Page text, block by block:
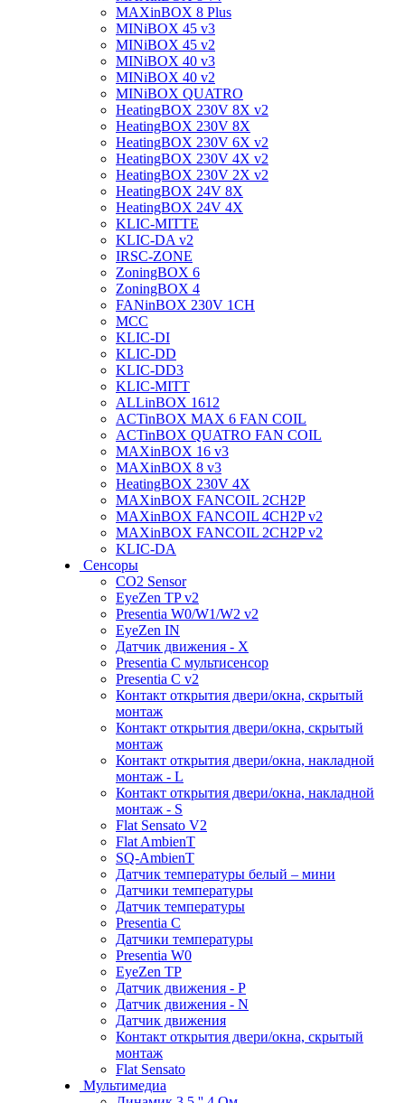
MAXinBOX 8 Plus
MINiBOX 45 v3
MINiBOX 45 v2
MINiBOX 40 v3
MINiBOX 40 v2
MINiBOX QUATRO
HeatingBOX 230V 8X v2
HeatingBOX 230V 8X
HeatingBOX 230V 6X v2
HeatingBOX 230V 4X v2
HeatingBOX 230V 2X v2
HeatingBOX 24V 8X
HeatingBOX 24V 4X
KLIC-MITTE
KLIC-DA v2
IRSC-ZONE
ZoningBOX 6
ZoningBOX 4
FANinBOX 230V 1CH
MCC
KLIC-DI
KLIC-DD
KLIC-DD3
KLIC-MITT
ALLinBOX 1612
ACTinBOX MAX 6 FAN COIL
ACTinBOX QUATRO FAN COIL
MAXinBOX 16 v3
MAXinBOX 8 v3
HeatingBOX 230V 4X
MAXinBOX FANCOIL 2CH2P
MAXinBOX FANCOIL 4CH2P v2
MAXinBOX FANCOIL 2CH2P v2
KLIC-DA
Сенсоры
CO2 Sensor
EyeZen TP v2
Presentia W0/W1/W2 v2
EyeZen IN
Датчик движения - X
Presentia C мультисенсор
Presentia C v2
Контакт открытия двери/окна, скрытый
монтаж
Контакт открытия двери/окна, скрытый
монтаж
Контакт открытия двери/окна, накладной
монтаж - L
Контакт открытия двери/окна, накладной
монтаж - S
Flat Sensato V2
Flat AmbienT
SQ-AmbienT
Датчик температуры белый – мини
Датчики температуры
Датчик температуры
Presentia C
Датчики температуры
Presentia W0
EyeZen TP
Датчик движения - P
Датчик движения - N
Датчик движения
Контакт открытия двери/окна, скрытый
монтаж
Flat Sensato
Мультимедиа